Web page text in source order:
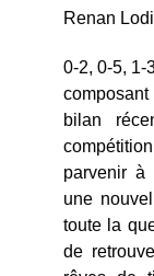
Renan
0-2, 0-5, 1-
bilan
parvenir à
une
toute la
de